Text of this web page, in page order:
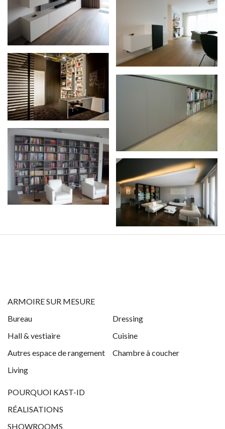
ARMOIRE SUR MESURE
Bureau
Dressing
Hall & vestiaire
Cuisine
Autres espace de rangement
Chambre à coucher
Living
POURQUOI KAST-ID
RÉALISATIONS
SHOWROOMS